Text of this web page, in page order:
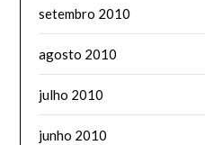
setembro 2010
agosto 2010
julho 2010
junho 2010